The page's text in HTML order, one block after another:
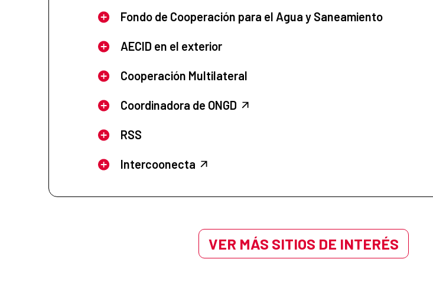
Fondo de Cooperación para el Agua y Saneamiento
AECID en el exterior
Cooperación Multilateral
Coordinadora de ONGD
RSS
Intercoonecta
VER MÁS SITIOS DE INTERÉS